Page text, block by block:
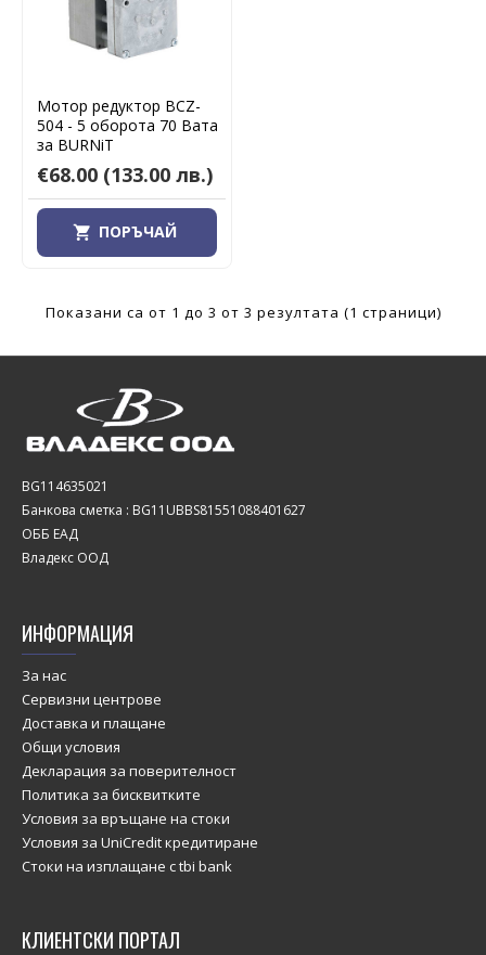
Мотор редуктор BCZ-
504 - 5 оборота 70 Вата
за BURNiT
€68.00 (133.00 лв.)
ПОРЪЧАЙ
Показани са от 1 до 3 от 3 резултата (1 страници)
BG114635021
Банкова сметка : BG11UBBS81551088401627
ОББ ЕАД
Владекс ООД
ИНФОРМАЦИЯ
За нас
Сервизни центрове
Доставка и плащане
Общи условия
Декларация за поверителност
Политика за бисквитките
Условия за връщане на стоки
Условия за UniCredit кредитиране
Стоки на изплащане с tbi bank
КЛИЕНТСКИ ПОРТАЛ